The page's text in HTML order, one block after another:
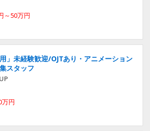
～50万円
」未経験歓迎/OJTあり・アニメーション
スタッフ
万円